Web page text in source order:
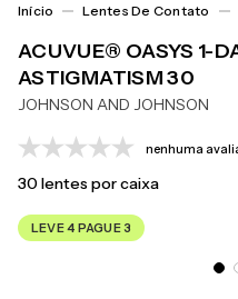
Lentes De Contato
ACUVUE® OASYS 1-
ASTIGMATISM 30
JOHNSON AND JOHNSON
nenhuma
30lentes por caixa
LEVE 4 PAGUE 3